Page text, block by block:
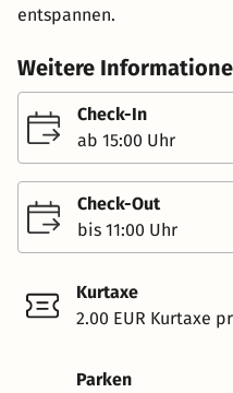
entspannen.
Weitere
Check-In
ab 15:00 Uhr
Check-Out
bis 11:00 Uhr
Kurtaxe
2.00 EUR Kurtaxe
Parken